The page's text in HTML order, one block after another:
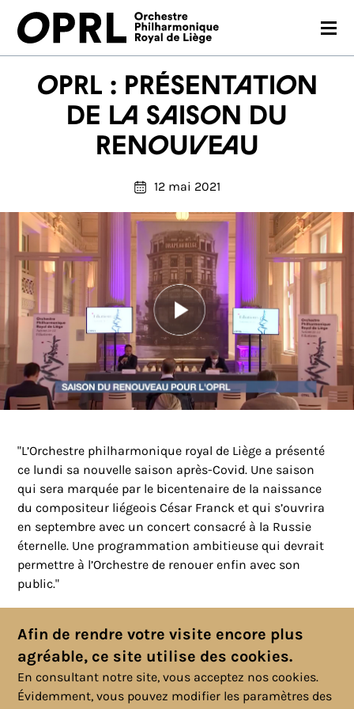
CONCERTS
SAISON 26-27
JEUNES PUBLICS
EN PRATIQUE
MÉDIAS
NOUS SOUTENIR
FR EN
OPRL : présentation
de la saison du
renouveau
12 mai 2021
"L’Orchestre philharmonique royal de Liège a présenté
ce lundi sa nouvelle saison après-Covid. Une saison
qui sera marquée par le bicentenaire de la naissance
du compositeur liégeois César Franck et qui s’ouvrira
en septembre avec un concert consacré à la Russie
éternelle. Une programmation ambitieuse qui devrait
permettre à l’Orchestre de renouer enfin avec son
public."
Afin de rendre votre visite encore plus
agréable, ce site utilise des cookies.
En consultant notre site, vous acceptez nos cookies.
Évidemment, vous pouvez modifier les paramètres des